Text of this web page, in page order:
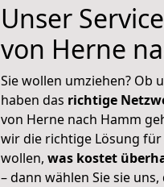
Unser
von Herne
Sie wollen umziehen? Ob
haben das richtige
von Herne nach Hamm
wir die richtige Lösung für
wollen, was kostet
– dann wählen Sie sie